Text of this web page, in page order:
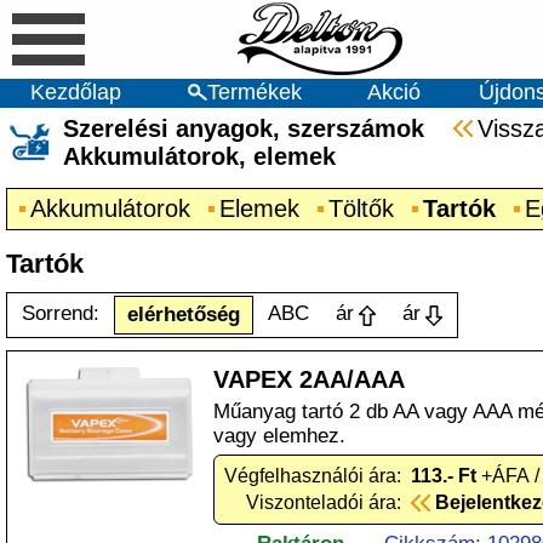
Kezdőlap Termékek Akció
Szerelési anyagok, szerszámok
Akkumulátorok, elemek
Akkumulátorok
Elemek Töltők Tartók
Tartók
Sorrend: elérhetőség ABC ár ár
VAPEX 2AA/AAA
Műanyag tartó 2 db AA vagy AAA
vagy elemhez.
Végfelhasználói ára: 113.- Ft +ÁFA
Viszonteladói ára: